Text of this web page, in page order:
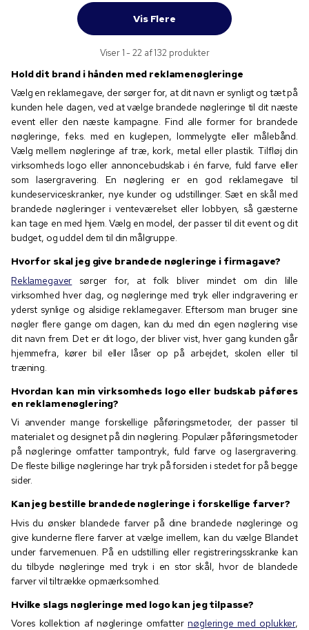
Vis Flere
Viser 1 - 22 af 132 produkter
Hold dit brand i hånden med reklamenøgleringe
Vælg en reklamegave, der sørger for, at dit navn er synligt og tæt på
kunden hele dagen, ved at vælge brandede nøgleringe til dit næste
event eller den næste kampagne. Find alle former for brandede
nøgleringe, f.eks. med en kuglepen, lommelygte eller målebånd.
Vælg mellem nøgleringe af træ, kork, metal eller plastik. Tilfløj din
virksomheds logo eller annoncebudskab i én farve, fuld farve eller
som lasergravering. En nøglering er en god reklamegave til
kundeserviceskranker, nye kunder og udstillinger. Sæt en skål med
brandede nøgleringer i venteværelset eller lobbyen, så gæsterne
kan tage en med hjem. Vælg en model, der passer til dit event og dit
budget, og uddel dem til din målgruppe.
Hvorfor skal jeg give brandede nøgleringe i firmagave?
Reklamegaver sørger for, at folk bliver mindet om din lille
virksomhed hver dag, og nøgleringe med tryk eller indgravering er
yderst synlige og alsidige reklamegaver. Eftersom man bruger sine
nøgler flere gange om dagen, kan du med din egen nøglering vise
dit navn frem. Det er dit logo, der bliver vist, hver gang kunden går
hjemmefra, kører bil eller låser op på arbejdet, skolen eller til
træning.
Hvordan kan min virksomheds logo eller budskab påføres
en reklamenøglering?
Vi anvender mange forskellige påføringsmetoder, der passer til
materialet og designet på din nøglering. Populær påføringsmetoder
på nøgleringe omfatter tampontryk, fuld farve og lasergravering.
De fleste billige nøgleringe har tryk på forsiden i stedet for på begge
sider.
Kan jeg bestille brandede nøgleringe i forskellige farver?
Hvis du ønsker blandede farver på dine brandede nøgleringe og
give kunderne flere farver at vælge imellem, kan du vælge Blandet
under farvemenuen. På en udstilling eller registreringsskranke kan
du tilbyde nøgleringe med tryk i en stor skål, hvor de blandede
farver vil tiltrække opmærksomhed.
Hvilke slags nøgleringe med logo kan jeg tilpasse?
Vores kollektion af nøgleringe omfatternøgleringe med oplukker,